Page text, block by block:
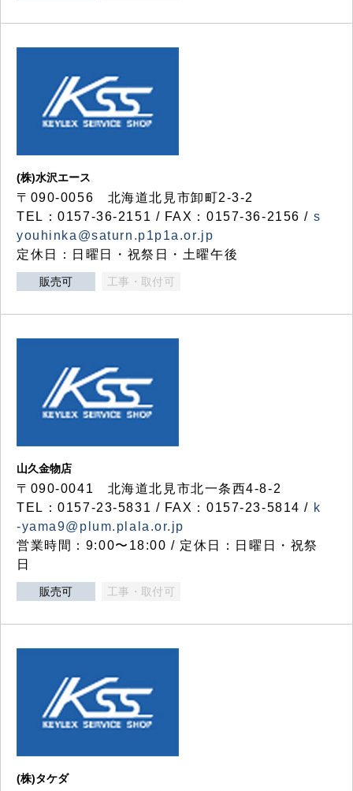
(株)水沢エース
〒090-0056 北海道北見市卸町2-3-2
TEL：0157-36-2151 / FAX：0157-36-2156 / s
youhinka@saturn.p1p1a.or.jp
定休日：日曜日・祝祭日・土曜午後
販売可 工事・取付可
山久金物店
〒090-0041 北海道北見市北一条西4-8-2
TEL：0157-23-5831 / FAX：0157-23-5814 / k
-yama9@plum.plala.or.jp
営業時間：9:00〜18:00 / 定休日：日曜日・祝祭
日
販売可 工事・取付可
(株)タケダ